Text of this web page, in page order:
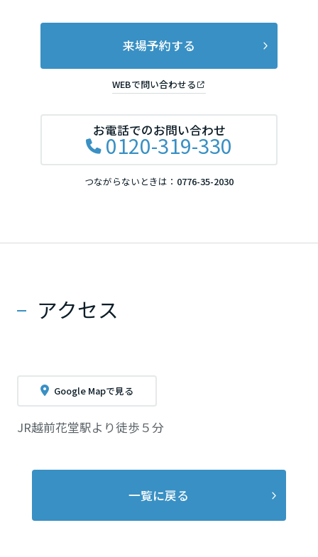
来場予約する
WEBで問い合わせる
お電話でのお問い合わせ
0120-319-330
つながらないときは： 0776-35-2030
アクセス
Google Mapで見る
JR越前花堂駅より徒歩５分
一覧に戻る